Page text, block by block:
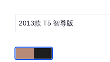
2013款 T5 智尊版